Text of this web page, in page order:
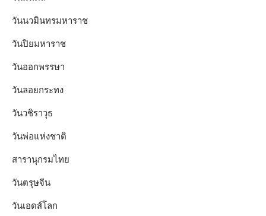
วันนวมินทรมหาราช
วันปิยมหาราช
วันออกพรรษา
วันลอยกระทง
วันวชิราวุธ
วันพ่อแห่งชาติ
สารานุกรมไทย
วันตรุษจีน
วันเอดส์โลก